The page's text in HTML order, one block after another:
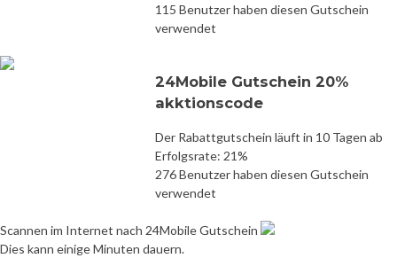
115 Benutzer haben diesen Gutschein
verwendet
24Mobile Gutschein 20%
akktionscode
Der Rabattgutschein läuft in 10 Tagen ab
Erfolgsrate: 21%
276 Benutzer haben diesen Gutschein
verwendet
Scannen im Internet nach 24Mobile Gutschein
Dies kann einige Minuten dauern.